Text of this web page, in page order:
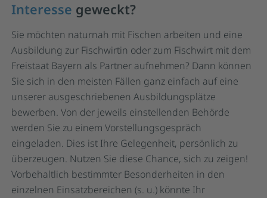
Interesse geweckt?
Sie möchten naturnah mit Fischen arbeiten und eine
Ausbildung zur Fischwirtin oder zum Fischwirt mit dem
Freistaat Bayern als Partner aufnehmen? Dann können
Sie sich in den meisten Fällen ganz einfach auf eine
unserer ausgeschriebenen Ausbildungsplätze
bewerben. Von der jeweils einstellenden Behörde
werden Sie zu einem Vorstellungsgespräch
eingeladen. Dies ist Ihre Gelegenheit, persönlich zu
überzeugen. Nutzen Sie diese Chance, sich zu zeigen!
Vorbehaltlich bestimmter Besonderheiten in den
einzelnen Einsatzbereichen (s. u.) könnte Ihr